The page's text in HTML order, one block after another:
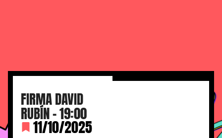
FIRMA DAVID
RUBÍN – 19:00
11/10/2025